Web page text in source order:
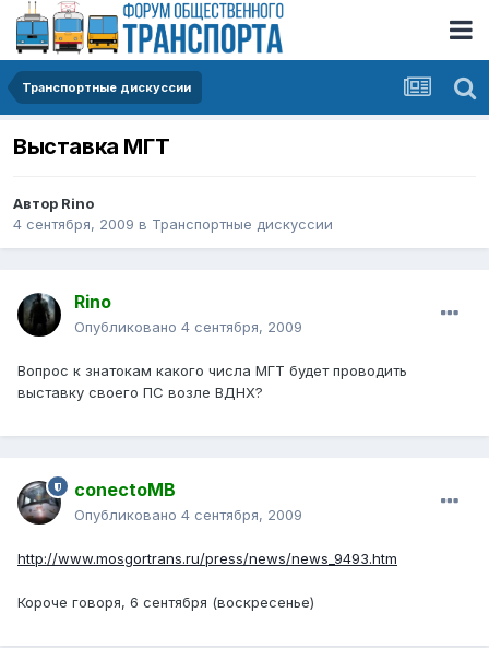
Транспортные дискуссии
Выставка МГТ
Автор Rino
4 сентября, 2009 в Транспортные дискуссии
Rino
Опубликовано 4 сентября, 2009
Вопрос к знатокам какого числа МГТ будет проводить
выставку своего ПС возле ВДНХ?
conectoMB
Опубликовано 4 сентября, 2009
http://www.mosgortrans.ru/press/news/news_9493.htm
Короче говоря, 6 сентября (воскресенье)